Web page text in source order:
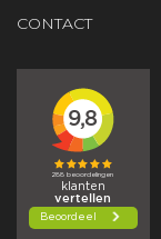
CONTACT